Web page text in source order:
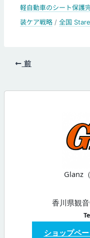
軽自動車のシート保護
装ケア戦略 /全国
前
Glanz
香川県観
ショップペ